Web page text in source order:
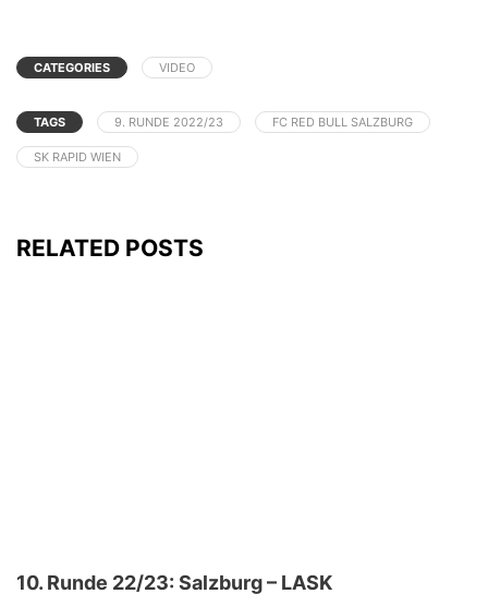
CATEGORIES VIDEO
TAGS 9. RUNDE 2022/23 FC RED BULL SALZBURG
SK RAPID WIEN
RELATED POSTS
10. Runde 22/23: Salzburg – LASK